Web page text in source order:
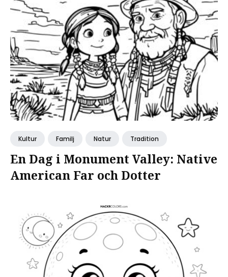
Kultur Familj Natur Tradition
En Dag i Monument Valley: Native
American Far och Dotter